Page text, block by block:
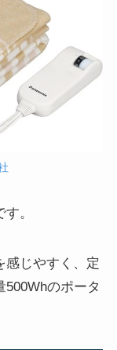
。
感じやすく、定
のポータ